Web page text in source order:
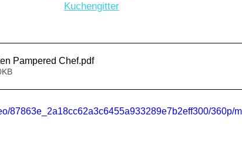
Kuchengitter
Pampered Chef.pdf
87863e_2a18cc62a3c6455a933289e7b2eff300/360p/